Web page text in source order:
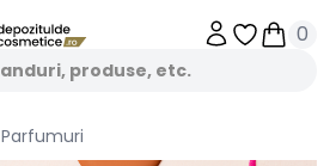
Obiecte
0
Parfumuri